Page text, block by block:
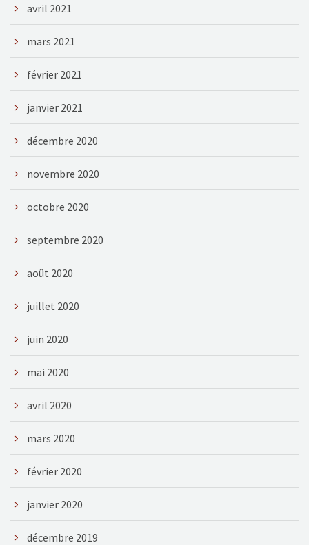
avril 2021
mars 2021
février 2021
janvier 2021
décembre 2020
novembre 2020
octobre 2020
septembre 2020
août 2020
juillet 2020
juin 2020
mai 2020
avril 2020
mars 2020
février 2020
janvier 2020
décembre 2019